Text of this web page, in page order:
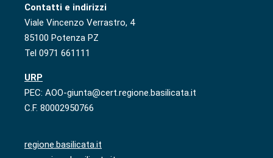
Contatti e indirizzi
Viale Vincenzo Verrastro, 4
85100 Potenza PZ
Tel 0971 661111
URP
PEC: AOO-giunta@cert.regione.basilicata.it
C.F. 80002950766
regione.basilicata.it